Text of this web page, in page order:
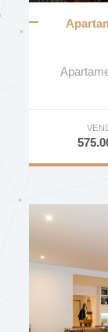
PREÇO (€)